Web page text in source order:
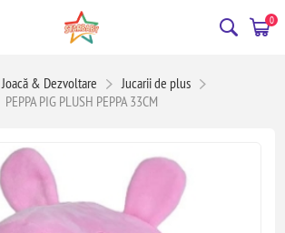
0
Joacă & Dezvoltare
Jucarii de plus
PEPPA PIG PLUSH PEPPA 33CM